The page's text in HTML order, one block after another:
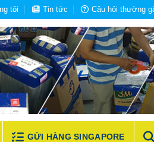
tôi Tin tức Câu hỏi thường
GỬI HÀNG SINGAPORE